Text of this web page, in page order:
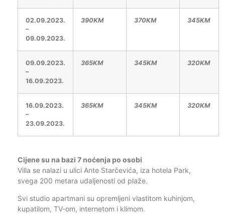
02.09.2023.
–
09.09.2023.
390KM 370KM 345KM
09.09.2023.
–
16.09.2023.
365KM 345KM 320KM
16.09.2023.
–
23.09.2023.
365KM 345KM 320KM
Cijene su na bazi 7 noćenja po osobi
Villa se nalazi u ulici Ante Starčevića, iza hotela Park,
svega 200 metara udaljenosti od plaže.
Svi studio apartmani su opremljeni vlastitom kuhinjom,
kupatilom, TV-om, internetom i klimom.